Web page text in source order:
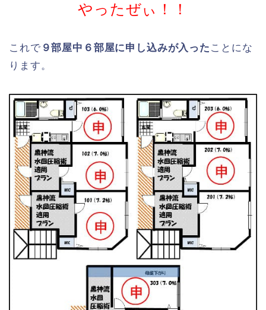
やったぜぃ！！
これで ９部屋中６部屋に申し込みが入った ことにな
ります。